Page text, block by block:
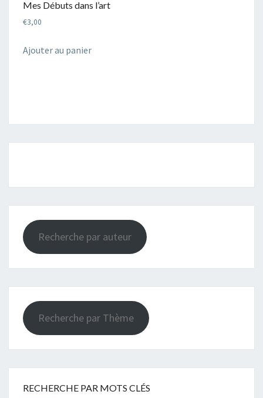
Mes Débuts dans l’art
€3,00
Ajouter au panier
Recherche par auteur
Recherche par Thème
RECHERCHE PAR MOTS CLÉS